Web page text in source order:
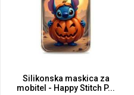
Silikonska maskica za
mobitel - Happy Stitch P...